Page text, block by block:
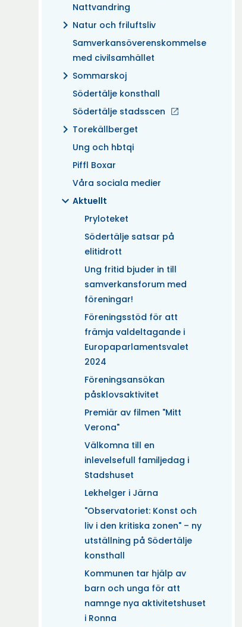
Nattvandring
chevron_right Natur och friluftsliv
Samverkansöverenskommelse
med civilsamhället
chevron_right Sommarskoj
Södertälje konsthall
Södertälje stadsscen
chevron_right Torekällberget
Ung och hbtqi
Piffl Boxar
Våra sociala medier
expand_more Aktuellt
Pryloteket
Södertälje satsar på
elitidrott
Ung fritid bjuder in till
samverkansforum med
föreningar!
Föreningsstöd för att
främja valdeltagande i
Europaparlamentsvalet
2024
Föreningsansökan
påsklovsaktivitet
Premiär av filmen "Mitt
Verona"
Välkomna till en
inlevelsefull familjedag i
Stadshuset
Lekhelger i Järna
"Observatoriet: Konst och
liv i den kritiska zonen" – ny
utställning på Södertälje
konsthall
Kommunen tar hjälp av
barn och unga för att
namnge nya aktivitetshuset
i Ronna